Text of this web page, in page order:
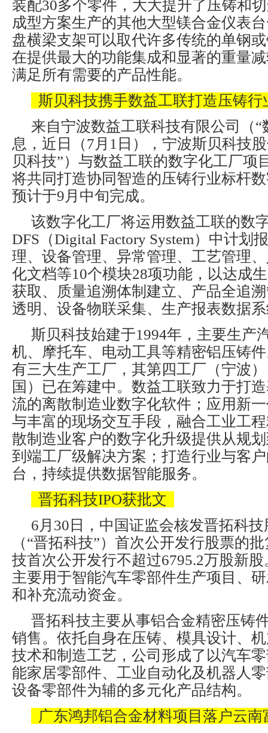
装配30多个零件，大大提升了压铸和
成型方案生产的其他大型镁合金仪表
盘横梁支架可以取代许多传统的单钢
在提供最大的功能集成和显著的重量
满足所有需要的产品性能。
斯贝科技携手数益工联打造压铸行
来自宁波数益工联科技有限公司（“
息，近日（7月1日），宁波斯贝科技
贝科技”）与数益工联的数字化工厂项
将共同打造协同智造的压铸行业标杆
预计于9月中旬完成。
该数字化工厂将运用数益工联的数
DFS（Digital Factory System）中计划
理、设备管理、异常管理、工艺管理
化文档等10个模块28项功能，以达成
获取、质量追溯体制建立、产品全追
透明、设备物联采集、生产报表数据
斯贝科技始建于1994年，主要生产
机、摩托车、电动工具等精密铝压铸
有三大生产工厂，其第四工厂（宁波
国）已在筹建中。数益工联致力于打
流的离散制造业数字化软件；应用新
与丰富的现场交互手段，融合工业工
散制造业客户的数字化升级提供从规
到端工厂级解决方案；打造行业与客
台，持续提供数据智能服务。
晋拓科技IPO获批文
6月30日，中国证监会核发晋拓科
（“晋拓科技”）首次公开发行股票的
技首次公开发行不超过6795.2万股新
主要用于智能汽车零部件生产项目、
和补充流动资金。
晋拓科技主要从事铝合金精密压铸
销售。依托自身在压铸、模具设计、
技术和制造工艺，公司形成了以汽车
能家居零部件、工业自动化及机器人
设备零部件为辅的多元化产品结构。
广东鸿邦铝合金材料项目落户云南